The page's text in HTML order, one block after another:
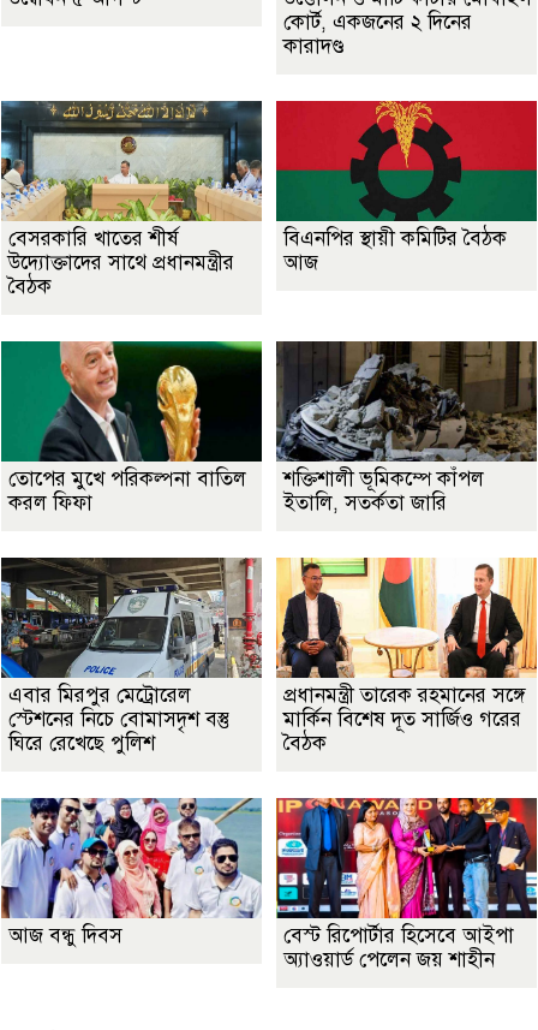
কোর্ট, একজনের ২ দিনের
কারাদণ্ড
বেসরকারি খাতের শীর্ষ
উদ্যোক্তাদের সাথে প্রধানমন্ত্রীর
বৈঠক
বিএনপির স্থায়ী কমিটির বৈঠক
আজ
তোপের মুখে পরিকল্পনা বাতিল
করল ফিফা
শক্তিশালী ভূমিকম্পে কাঁপল
ইতালি, সতর্কতা জারি
এবার মিরপুর মেট্রোরেল
স্টেশনের নিচে বোমাসদৃশ বস্তু
ঘিরে রেখেছে পুলিশ
প্রধানমন্ত্রী তারেক রহমানের সঙ্গে
মার্কিন বিশেষ দূত সার্জিও গরের
বৈঠক
আজ বন্ধু দিবস
বেস্ট রিপোর্টার হিসেবে আইপা
অ্যাওয়ার্ড পেলেন জয় শাহীন